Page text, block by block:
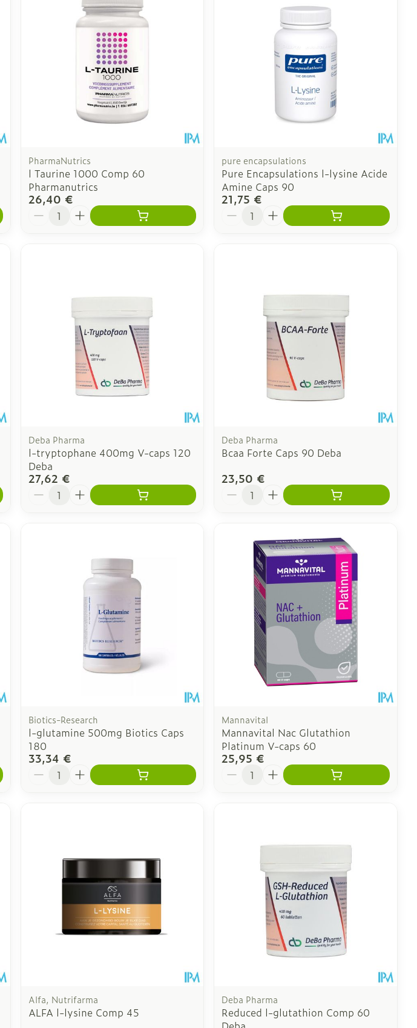
PharmaNutrics
l Taurine 1000 Comp 60
Pharmanutrics
26,40 €
Quantité
pure encapsulations
Pure Encapsulations l-lysine Acide
Amine Caps 90
21,75 €
Quantité
Deba Pharma
l-tryptophane 400mg V-caps 120
Deba
27,62 €
Quantité
Deba Pharma
Bcaa Forte Caps 90 Deba
23,50 €
Quantité
Biotics-Research
l-glutamine 500mg Biotics Caps
180
33,34 €
Quantité
Mannavital
Mannavital Nac Glutathion
Platinum V-caps 60
25,95 €
Quantité
Alfa, Nutrifarma
ALFA l-lysine Comp 45
Deba Pharma
Reduced l-glutathion Comp 60